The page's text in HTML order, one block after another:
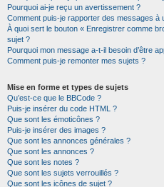
Pourquoi ai-je reçu un avertissement ?
Comment puis-je rapporter des messages à
À quoi sert le bouton « Enregistrer comme
sujet ?
Pourquoi mon message a-t-il besoin d’être
Comment puis-je remonter mes sujets ?
Mise en forme et types de sujets
Qu’est-ce que le BBCode ?
Puis-je insérer du code HTML ?
Que sont les émoticônes ?
Puis-je insérer des images ?
Que sont les annonces générales ?
Que sont les annonces ?
Que sont les notes ?
Que sont les sujets verrouillés ?
Que sont les icônes de sujet ?